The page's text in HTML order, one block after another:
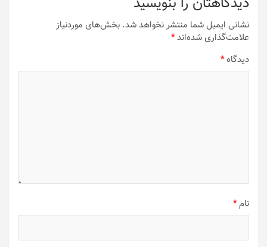
نشانی ایمیل شما منتشر نخواهد شد. بخش‌های موردنیاز
علامت‌گذاری شده‌اند*
دیدگاه*
نام*